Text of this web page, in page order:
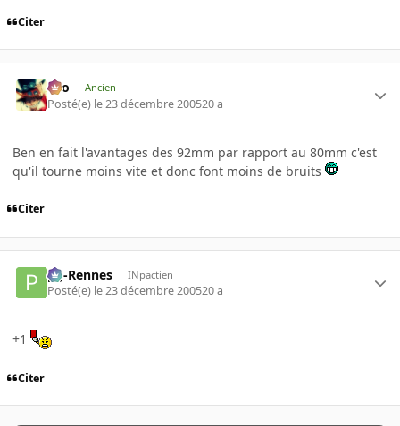
Citer
eYo Ancien
Posté(e) le 23 décembre 200520 a
Ben en fait l'avantages des 92mm par rapport au 80mm c'est
qu'il tourne moins vite et donc font moins de bruits
Citer
pg-Rennes INpactien
Posté(e) le 23 décembre 200520 a
+1
Citer